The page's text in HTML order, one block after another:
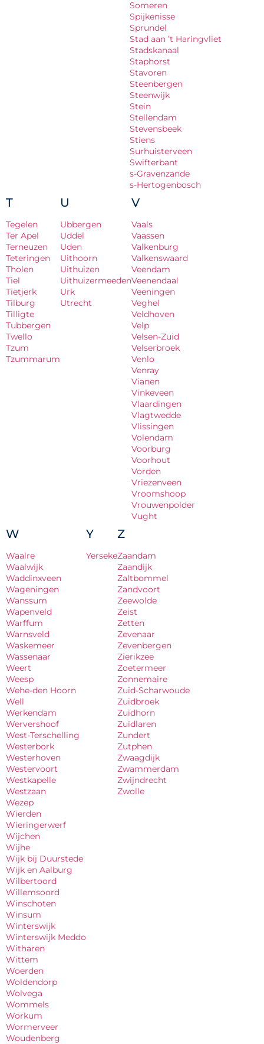
Someren
Spijkenisse
Sprundel
Stad aan ’t Haringvliet
Stadskanaal
Staphorst
Stavoren
Steenbergen
Steenwijk
Stein
Stellendam
Stevensbeek
Stiens
Surhuisterveen
Swifterbant
s-Gravenzande
s-Hertogenbosch
T
Tegelen
Ter Apel
Terneuzen
Teteringen
Tholen
Tiel
Tietjerk
Tilburg
Tilligte
Tubbergen
Twello
Tzum
Tzummarum
U
Ubbergen
Uddel
Uden
Uithoorn
Uithuizen
Uithuizermeeden
Urk
Utrecht
V
Vaals
Vaassen
Valkenburg
Valkenswaard
Veendam
Veenendaal
Veeningen
Veghel
Veldhoven
Velp
Velsen-Zuid
Velserbroek
Venlo
Venray
Vianen
Vinkeveen
Vlaardingen
Vlagtwedde
Vlissingen
Volendam
Voorburg
Voorhout
Vorden
Vriezenveen
Vroomshoop
Vrouwenpolder
Vught
W
Waalre
Waalwijk
Waddinxveen
Wageningen
Wanssum
Wapenveld
Warffum
Warnsveld
Waskemeer
Wassenaar
Weert
Weesp
Wehe-den Hoorn
Well
Werkendam
Wervershoof
West-Terschelling
Westerbork
Westerhoven
Westervoort
Westkapelle
Westzaan
Wezep
Wierden
Wieringerwerf
Wijchen
Wijhe
Wijk bij Duurstede
Wijk en Aalburg
Wilbertoord
Willemsoord
Winschoten
Winsum
Winterswijk
Winterswijk Meddo
Witharen
Wittem
Woerden
Woldendorp
Wolvega
Wommels
Workum
Wormerveer
Woudenberg
Y
Yerseke
Z
Zaandam
Zaandijk
Zaltbommel
Zandvoort
Zeewolde
Zeist
Zetten
Zevenaar
Zevenbergen
Zierikzee
Zoetermeer
Zonnemaire
Zuid-Scharwoude
Zuidbroek
Zuidhorn
Zuidlaren
Zundert
Zutphen
Zwaagdijk
Zwammerdam
Zwijndrecht
Zwolle